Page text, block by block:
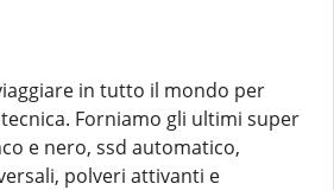
in tutto il mondo per
Forniamo gli ultimi super
e nero, ssd automatico,
polveri attivanti e